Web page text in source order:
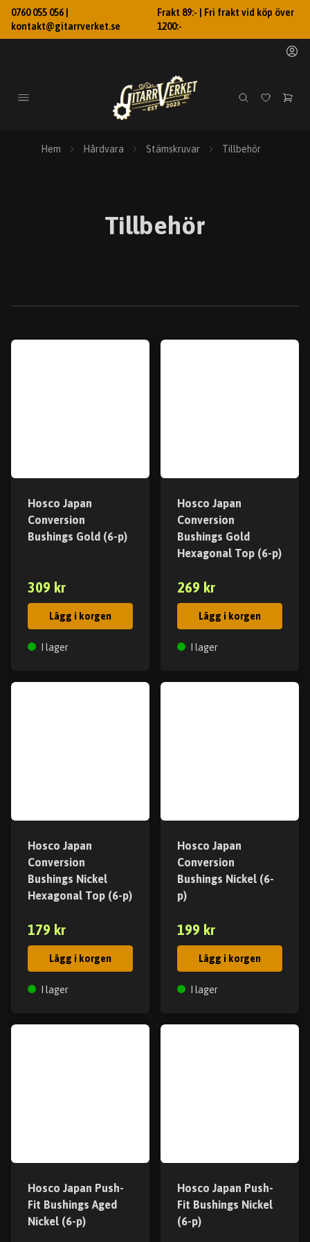
0760 055 056 |
kontakt@gitarrverket.se
Frakt 89:- | Fri frakt vid köp över
1200:-
Hem Hårdvara Stämskruvar Tillbehör
Tillbehör
Hosco Japan
Conversion
Bushings Gold (6-p)
309 kr
Lägg i korgen
I lager
Hosco Japan
Conversion
Bushings Gold
Hexagonal Top (6-p)
269 kr
Lägg i korgen
I lager
Hosco Japan
Conversion
Bushings Nickel
Hexagonal Top (6-p)
179 kr
Lägg i korgen
I lager
Hosco Japan
Conversion
Bushings Nickel (6-
p)
199 kr
Lägg i korgen
I lager
Hosco Japan Push-
Fit Bushings Aged
Nickel (6-p)
Hosco Japan Push-
Fit Bushings Nickel
(6-p)